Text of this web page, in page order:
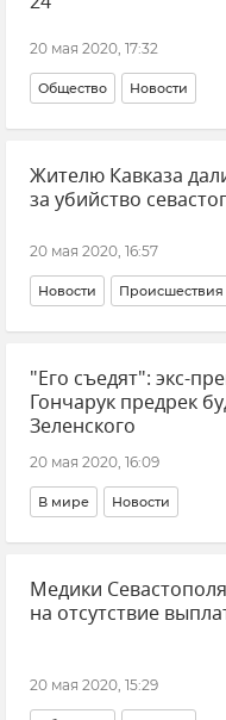
20 мая 2020, 17:32
Общество Новости
Жителю Кавказа
за убийство
20 мая 2020, 16:57
Новости Происшествия
"Его съедят": экс-
Гончарук предрек
Зеленского
20 мая 2020, 16:09
В мире Новости
Медики
на отсутствие
20 мая 2020, 15:29